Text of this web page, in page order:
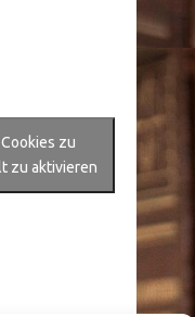
zu
zu aktivieren